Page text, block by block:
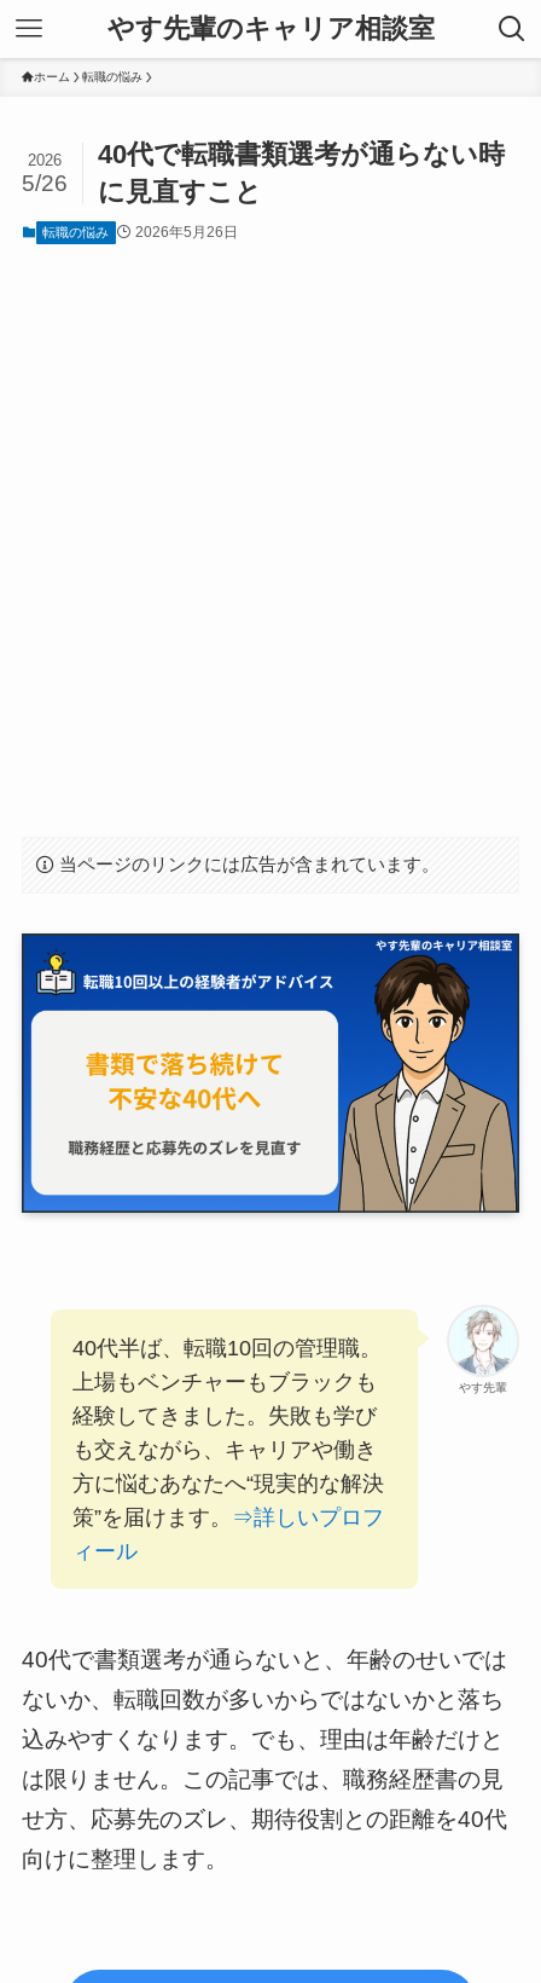
やす先輩のキャリア相談室
ホーム 転職の悩み
40代で転職書類選考が通らない時
に見直すこと
2026
5/26
転職の悩み 2026年5月26日
当ページのリンクには広告が含まれています。
やす先輩
40代半ば、転職10回の管理職。
上場もベンチャーもブラックも
経験してきました。失敗も学び
も交えながら、キャリアや働き
方に悩むあなたへ“現実的な解決
策”を届けます。
⇒詳しいプロフ
ィール
40代で書類選考が通らないと、年齢のせいでは
ないか、転職回数が多いからではないかと落ち
込みやすくなります。でも、理由は年齢だけと
は限りません。この記事では、職務経歴書の見
せ方、応募先のズレ、期待役割との距離を40代
向けに整理します。